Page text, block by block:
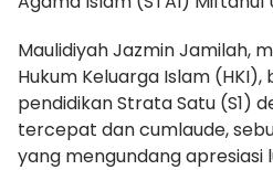
Maulidiyah Jazmin Jamilah,
Hukum Keluarga Islam
pendidikan Strata Satu (S1)
tercepat dan cumlaude,
yang mengundang apresiasi